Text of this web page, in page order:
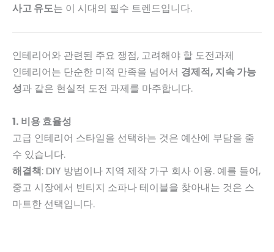
사고 유도는 이 시대의 필수 트렌드입니다.
인테리어와 관련된 주요 쟁점, 고려해야 할 도전과제
인테리어는 단순한 미적 만족을 넘어서 경제적, 지속 가능
성과 같은 현실적 도전 과제를 마주합니다.
1. 비용 효율성
고급 인테리어 스타일을 선택하는 것은 예산에 부담을 줄
수 있습니다.
해결책: DIY 방법이나 지역 제작 가구 회사 이용. 예를 들어,
중고 시장에서 빈티지 소파나 테이블을 찾아내는 것은 스
마트한 선택입니다.